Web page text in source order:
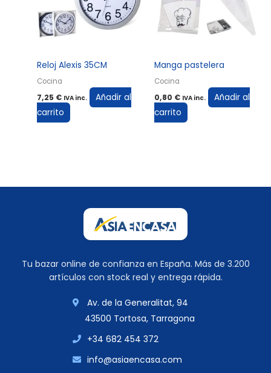
Reloj Alexis 35CM
Cocina
7,25 € IVA inc.
Añadir al
carrito
Manga pastelera
Cocina
0,80 € IVA inc.
Añadir al
carrito
Tu bazar online de confianza en España. Más de 3.200
artículos con stock real y entrega rápida.
Av. de la Generalitat, 94
43500 Tortosa, Tarragona
+34 682 454 372
info@asiaencasa.com